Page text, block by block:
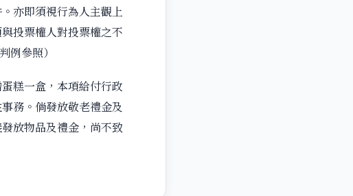
亦即須視行為人主觀上
投票權人對投票權之不
例參照）
糕一盒，本項給付行政
務。倘發放敬老禮金及
放物品及禮金，尚不致